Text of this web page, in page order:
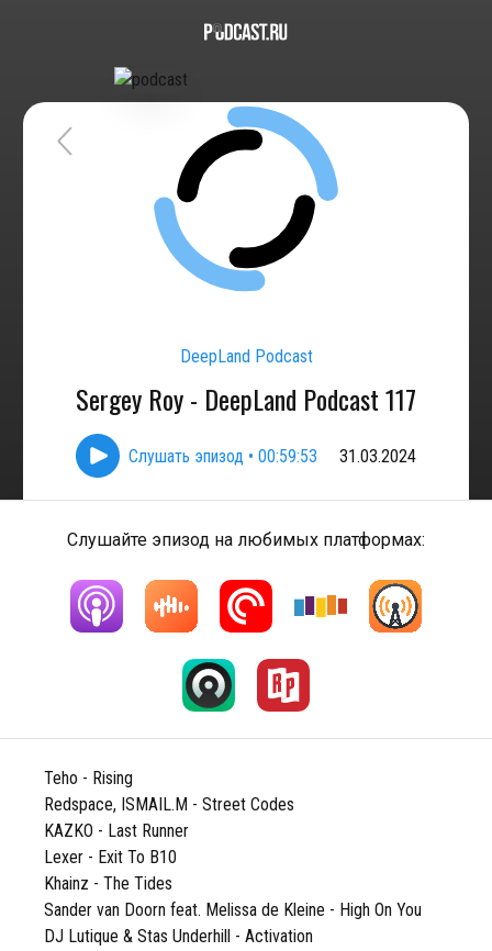
DeepLand Podcast
Sergey Roy - DeepLand Podcast 117
Слушать эпизод • 00:59:53 31.03.2024
Слушайте эпизод на любимых платформах:
Teho - Rising
Redspace, ISMAIL.M - Street Codes
KAZKO - Last Runner
Lexer - Exit To B10
Khainz - The Tides
Sander van Doorn feat. Melissa de Kleine - High On You
DJ Lutique & Stas Underhill - Activation